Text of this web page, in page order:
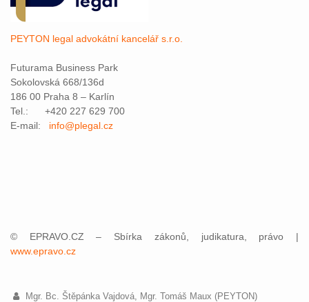
PEYTON legal advokátní kancelář s.r.o.
Futurama Business Park
Sokolovská 668/136d
186 00 Praha 8 – Karlín
Tel.: +420 227 629 700
E-mail: info@plegal.cz
© EPRAVO.CZ – Sbírka zákonů, judikatura, právo |
www.epravo.cz
Mgr. Bc. Štěpánka Vajdová, Mgr. Tomáš Maux (PEYTON)